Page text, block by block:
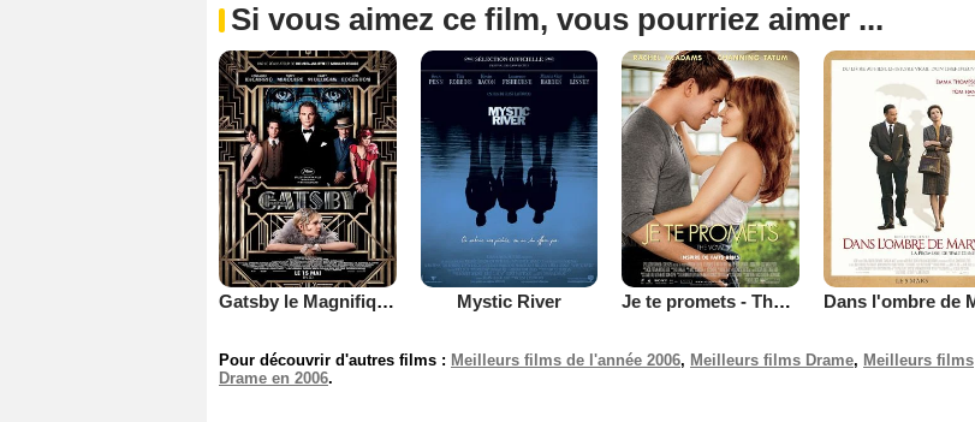
Si vous aimez ce film, vous pourriez aimer ...
Gatsby le Magnifique Mystic River Je te promets - The Vow
Pour découvrir d'autres films : Meilleurs films de l'année 2006, Meilleurs films Drame, Meilleurs films
Drame en 2006.